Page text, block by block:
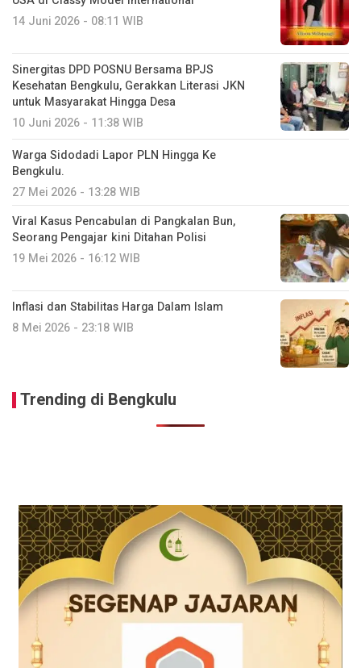
14 Juni 2026 - 08:11 WIB
Sinergitas DPD POSNU Bersama BPJS
Kesehatan Bengkulu, Gerakkan Literasi JKN
untuk Masyarakat Hingga Desa
10 Juni 2026 - 11:38 WIB
Warga Sidodadi Lapor PLN Hingga Ke
Bengkulu.
27 Mei 2026 - 13:28 WIB
Viral Kasus Pencabulan di Pangkalan Bun,
Seorang Pengajar kini Ditahan Polisi
19 Mei 2026 - 16:12 WIB
Inflasi dan Stabilitas Harga Dalam Islam
8 Mei 2026 - 23:18 WIB
Trending di Bengkulu